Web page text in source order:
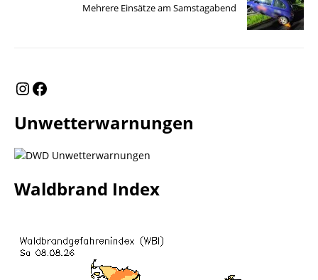
Mehrere Einsätze am Samstagabend
Unwetterwarnungen
Waldbrand Index